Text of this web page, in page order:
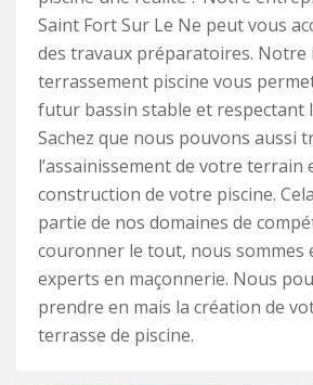
Saint Fort Sur Le Ne peut vous
des travaux préparatoires.
terrassement piscine vous
futur bassin stable et respectant
Sachez que nous pouvons aussi
l’assainissement de votre terrain
construction de votre piscine.
partie de nos domaines de
couronner le tout, nous sommes
experts en maçonnerie. Nous
prendre en mais la création de
terrasse de piscine.